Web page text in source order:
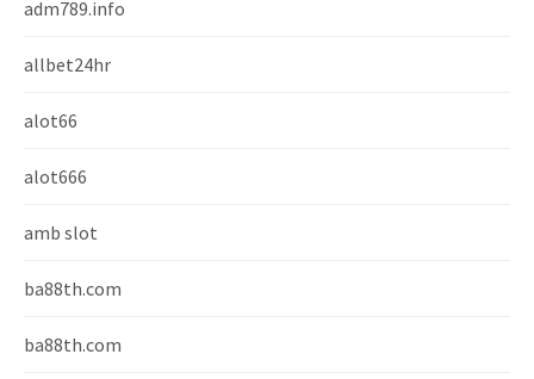
adm789.info
allbet24hr
alot66
alot666
amb slot
ba88th.com
ba88th.com